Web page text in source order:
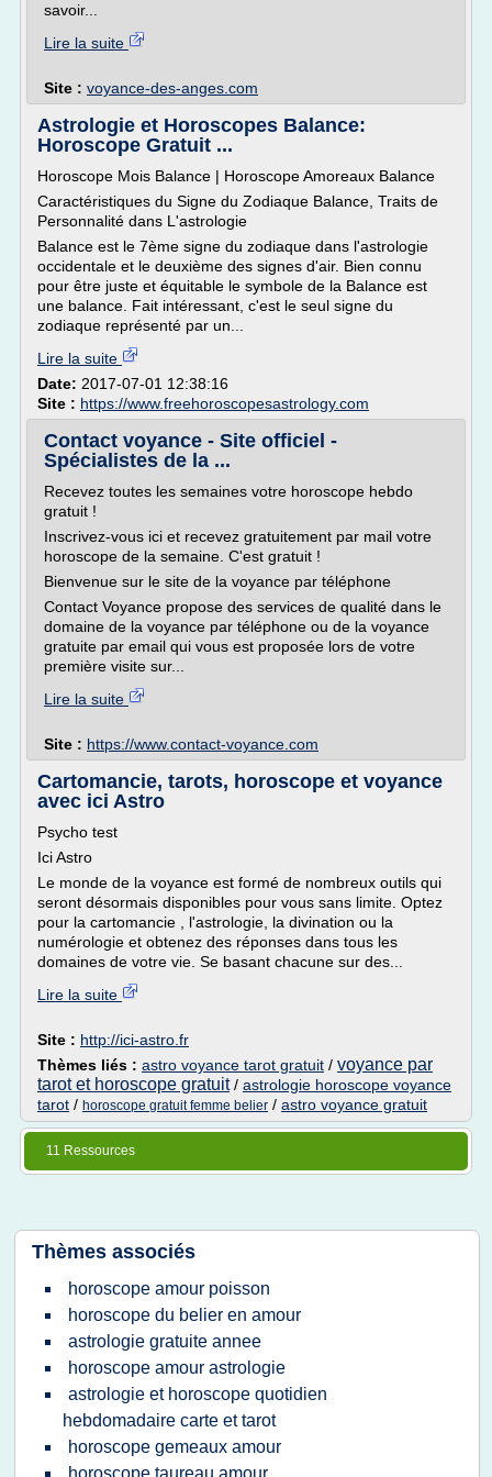
savoir...
Lire la suite
Site : voyance-des-anges.com
Astrologie et Horoscopes Balance:
Horoscope Gratuit ...
Horoscope Mois Balance | Horoscope Amoreaux Balance
Caractéristiques du Signe du Zodiaque Balance, Traits de
Personnalité dans L'astrologie
Balance est le 7ème signe du zodiaque dans l'astrologie
occidentale et le deuxième des signes d'air. Bien connu
pour être juste et équitable le symbole de la Balance est
une balance. Fait intéressant, c'est le seul signe du
zodiaque représenté par un...
Lire la suite
Date: 2017-07-01 12:38:16
Site : https://www.freehoroscopesastrology.com
Contact voyance - Site officiel -
Spécialistes de la ...
Recevez toutes les semaines votre horoscope hebdo
gratuit !
Inscrivez-vous ici et recevez gratuitement par mail votre
horoscope de la semaine. C'est gratuit !
Bienvenue sur le site de la voyance par téléphone
Contact Voyance propose des services de qualité dans le
domaine de la voyance par téléphone ou de la voyance
gratuite par email qui vous est proposée lors de votre
première visite sur...
Lire la suite
Site : https://www.contact-voyance.com
Cartomancie, tarots, horoscope et voyance
avec ici Astro
Psycho test
Ici Astro
Le monde de la voyance est formé de nombreux outils qui
seront désormais disponibles pour vous sans limite. Optez
pour la cartomancie , l'astrologie, la divination ou la
numérologie et obtenez des réponses dans tous les
domaines de votre vie. Se basant chacune sur des...
Lire la suite
Site : http://ici-astro.fr
Thèmes liés : astro voyance tarot gratuit / voyance par
tarot et horoscope gratuit/ astrologie horoscope voyance
tarot / horoscope gratuit femme belier / astro voyance gratuit
11 Ressources
Thèmes associés
horoscope amour poisson
horoscope du belier en amour
astrologie gratuite annee
horoscope amour astrologie
astrologie et horoscope quotidien
hebdomadaire carte et tarot
horoscope gemeaux amour
horoscope taureau amour